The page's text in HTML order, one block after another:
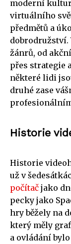
moderní
virtuálního
předmětů a
dobrodružství.
žánrů, od
přes strategie
některé lidi
druhé zase
Historie
Historie
už v
počítač jako
pecky jako
hry běžely na
který měly
a ovládání